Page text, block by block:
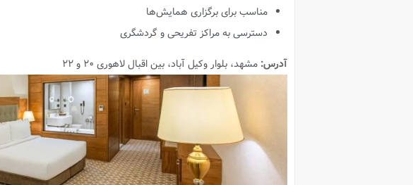
مناسب برای برگزاری همایش‌ها
دسترسی به مراکز تفریحی و گردشگری
آدرس: مشهد، بلوار وکیل آباد، بین اقبال لاهوری ۲۰ و ۲۲